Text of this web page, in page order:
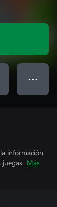
● ● ●
información
Más